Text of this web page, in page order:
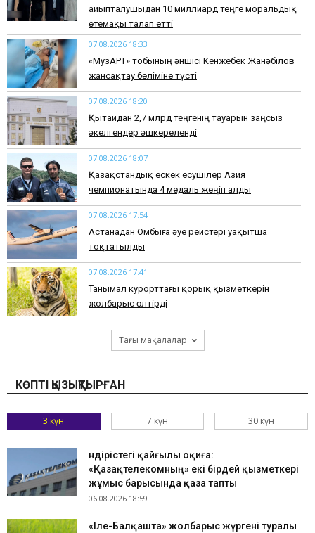
айыпталушыдан 10 миллиард теңге моральдық
өтемақы талап етті
07.08.2026 18:33
«МузАРТ» тобының әншісі Кенжебек Жанәбілов
жансақтау бөліміне түсті
07.08.2026 18:20
Қытайдан 2,7 млрд теңгенің тауарын заңсыз
әкелгендер әшкереленді
07.08.2026 18:07
Қазақстандық ескек есушілер Азия
чемпионатында 4 медаль жеңіп алды
07.08.2026 17:54
Астанадан Омбыға әуе рейстері уақытша
тоқтатылды
07.08.2026 17:41
​Танымал курорттағы қорық қызметкерін
жолбарыс өлтірді
Тағы мақалалар
КӨПТІ ҚЫЗЫҚТЫРҒАН
3 күн 7 күн 30 күн
Өндірістегі қайғылы оқиға:
«Қазақтелекомның» екі бірдей қызметкері
жұмыс барысында қаза тапты
06.08.2026 18:59
«Іле-Балқашта» жолбарыс жүргені туралы